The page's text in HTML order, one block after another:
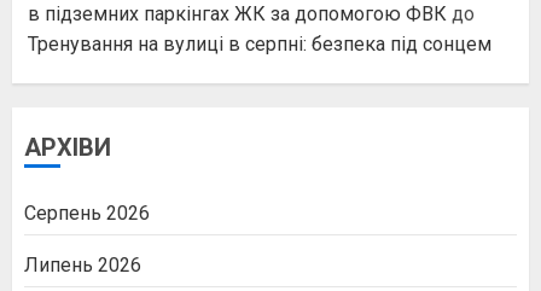
в підземних паркінгах ЖК за допомогою ФВК до
Тренування на вулиці в серпні: безпека під сонцем
АРХІВИ
Серпень 2026
Липень 2026